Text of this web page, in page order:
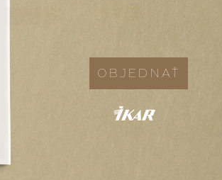
OBJEDNAŤ